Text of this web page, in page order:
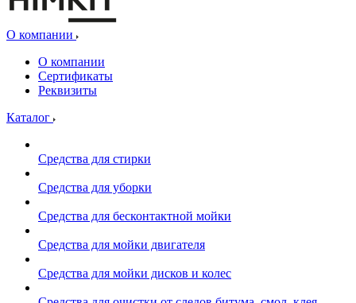
О компании
О компании
Сертификаты
Реквизиты
Каталог
Средства для стирки
Средства для уборки
Средства для бесконтактной мойки
Средства для мойки двигателя
Средства для мойки дисков и колес